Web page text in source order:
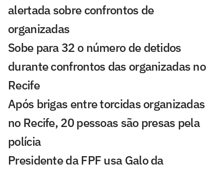
alertada sobre confrontos de
organizadas
Sobe para 32 o número de detidos
durante confrontos das organizadas no
Recife
Após brigas entre torcidas organizadas
no Recife, 20 pessoas são presas pela
polícia
Presidente da FPF usa Galo da